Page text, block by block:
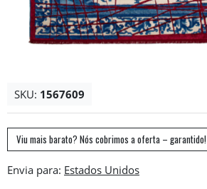
SKU: 1567609
Viu mais barato? Nós cobrimos a oferta – garantido!
Envia para: